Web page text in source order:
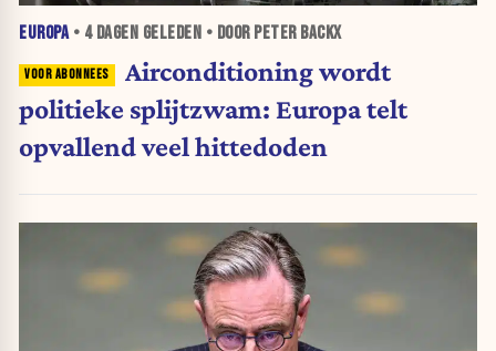
EUROPA• 4 DAGEN GELEDEN • DOOR PETER BACKX
Airconditioning wordt
politieke splijtzwam: Europa telt
opvallend veel hittedoden